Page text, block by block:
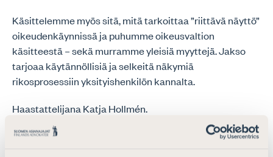
Käsittelemme myös sitä, mitä tarkoittaa ”riittävä näyttö”
oikeudenkäynnissä ja puhumme oikeusvaltion
käsitteestä – sekä murramme yleisiä myyttejä. Jakso
tarjoaa käytännöllisiä ja selkeitä näkymiä
rikosprosessiin yksityishenkilön kannalta.
Haastattelijana Katja Hollmén.